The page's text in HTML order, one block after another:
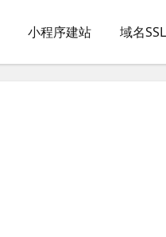
小程序建站 域名